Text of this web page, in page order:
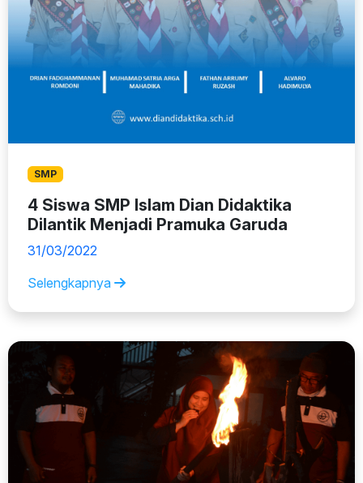
SMP
4 Siswa SMP Islam Dian Didaktika
Dilantik Menjadi Pramuka Garuda
31/03/2022
Selengkapnya